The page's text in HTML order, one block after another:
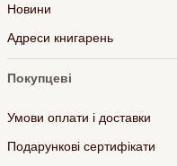
Новини
Адреси книгарень
Покупцеві
Умови оплати і доставки
Подарункові сертифікати